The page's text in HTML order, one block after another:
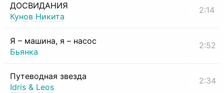
ДОСВИДАНИЯ
Кунов Никита
2:14
Я – машина, я – насос
Бьянка
2:52
Путеводная звезда
Idris & Leos
2:34